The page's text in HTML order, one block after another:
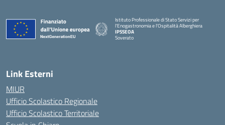
Istituto Professionale di Stato Servizi per
l'Enogastronomia e l'Ospitalità Alberghiera
IPSSEOA
Soverato
Link Esterni
MIUR
Ufficio Scolastico Regionale
Ufficio Scolastico Territoriale